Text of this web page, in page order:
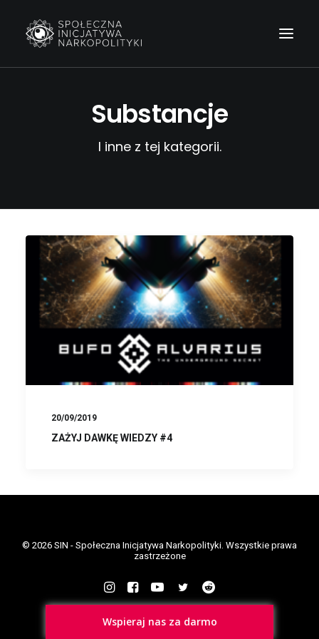
Wyszukiwanie
Substancje
I inne z tej kategorii.
20/09/2019
ZAŻYJ DAWKĘ WIEDZY #4
© 2026 SIN - Społeczna Inicjatywa Narkopolityki. Wszystkie prawa
zastrzeżone
Wspieraj nas za darmo